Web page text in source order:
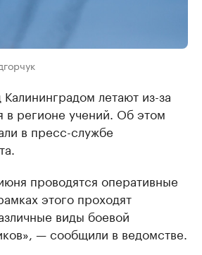
летают из-за
регионе учений. Об этом
в пресс-службе
проводятся оперативные
этого проходят
виды боевой
— сообщили в ведомстве.